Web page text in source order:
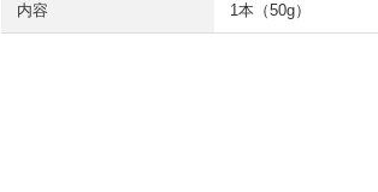
内容 1本（50g）